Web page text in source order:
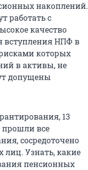
накоплений.
работать с
качество
вступления НПФ в
которых
в активы, не
допущены
13
прошли все
сосредоточено
лиц. Узнать, какие
пенсионных